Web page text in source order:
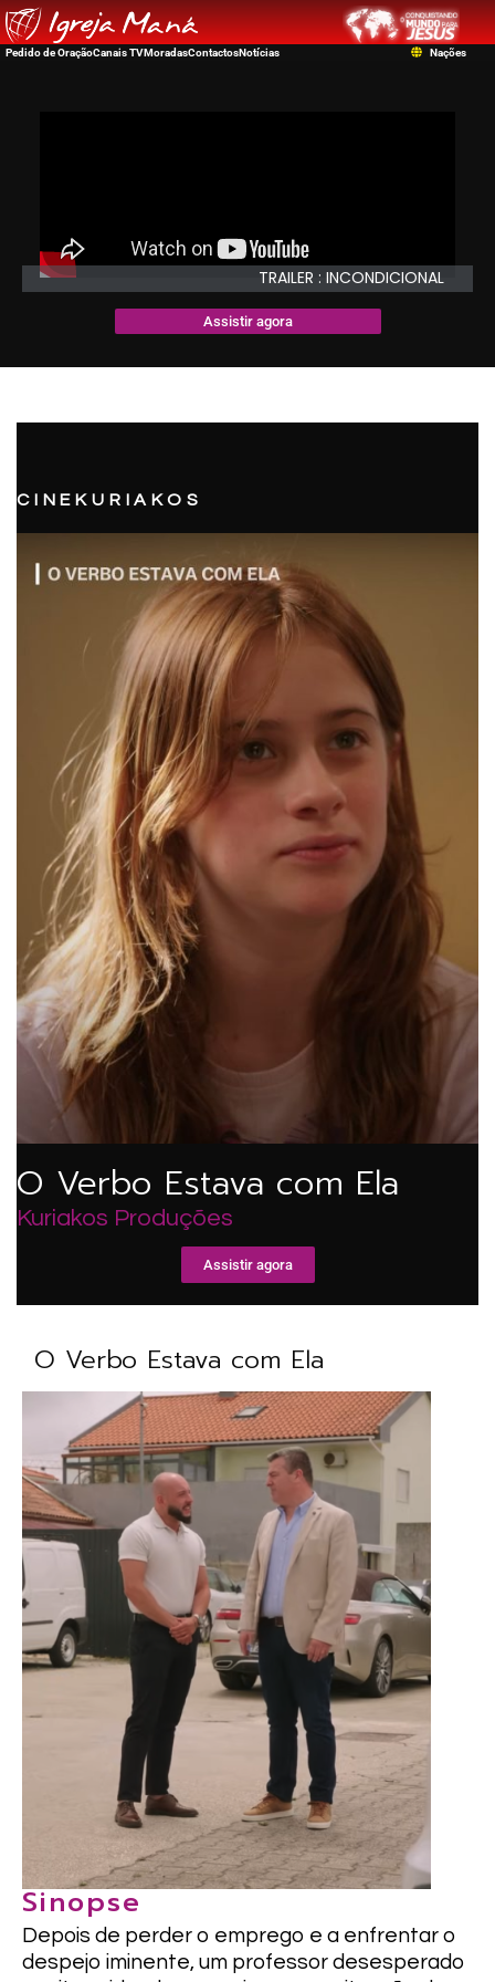
Pedido de OraçãoCanais TVMoradasContactosNotícias Nações
TRAILER : INCONDICIONAL
Assistir agora
CINEKURIAKOS
O Verbo Estava com Ela
Kuriakos Produções
Assistir agora
O Verbo Estava com Ela
Sinopse
Depois de perder o emprego e a enfrentar o
despejo iminente, um professor desesperado